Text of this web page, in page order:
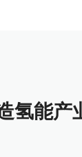
氢能产